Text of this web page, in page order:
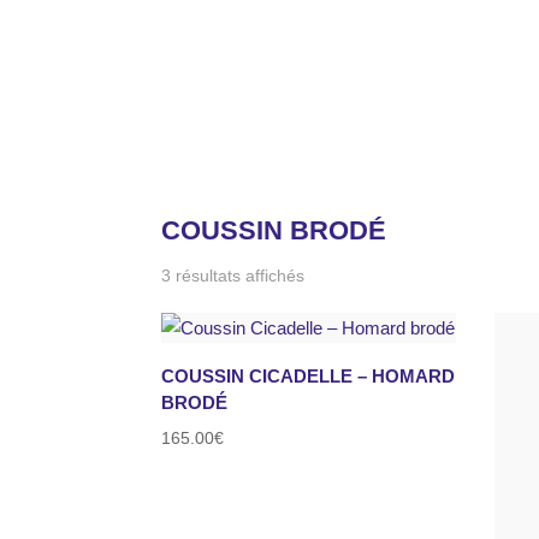
COUSSIN BRODÉ
3 résultats affichés
COUSSIN CICADELLE – HOMARD
BRODÉ
165.00€